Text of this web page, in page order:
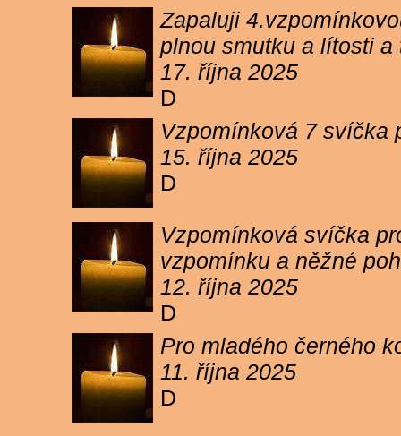
Zapaluji
plnou smutku a lítosti
17. října 2025
D
Vzpomínková 7 svíčka
15. října 2025
D
Vzpomínková svíčka
vzpomínku a něžné
12. října 2025
D
Pro mladého černého
11. října 2025
D